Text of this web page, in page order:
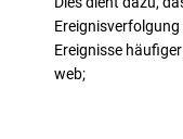
Ereignisse
web;